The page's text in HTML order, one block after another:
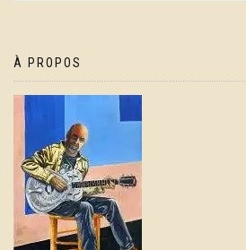
À PROPOS